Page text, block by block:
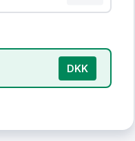
DKK